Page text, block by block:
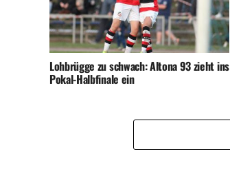
Lohbrügge zu schwach: Altona 93 zieht ins
Pokal-Halbfinale ein